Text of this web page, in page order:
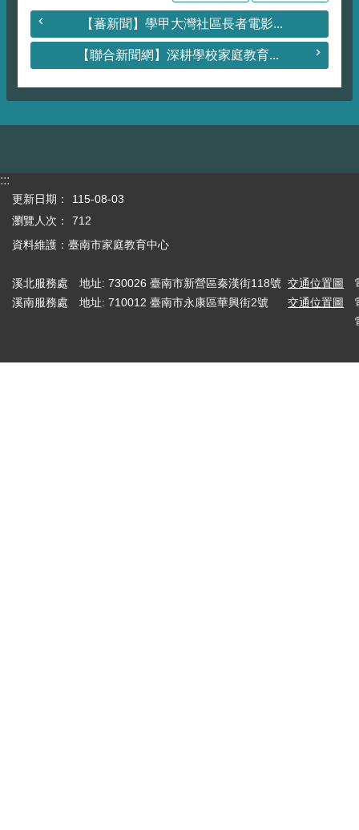
【蕃新聞】學甲大灣社區長者電影...
【聯合新聞網】深耕學校家庭教育...
:::
更新日期：
115-08-03
瀏覽人次：
712
資料維護：臺南市家庭教育中心
溪北服務處 地址: 730026 臺南市新營區秦漢街118號 交通位置圖
溪南服務處
地址: 710012 臺南市永康區華興街2號 交通位置圖